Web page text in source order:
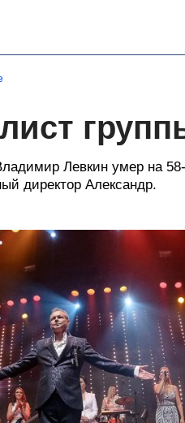
Левкин умер на
директор Александр.